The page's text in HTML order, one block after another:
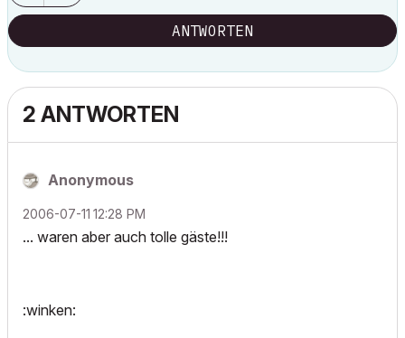
ANTWORTEN
2 ANTWORTEN
Anonymous
‎2006-07-11 12:28 PM
... waren aber auch tolle gäste!!!
:winken: